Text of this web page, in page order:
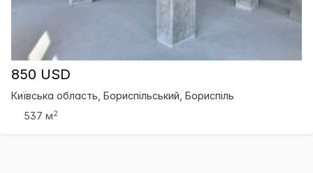
850 USD
Київська область, Бориспільський, Бориспіль
537 м2